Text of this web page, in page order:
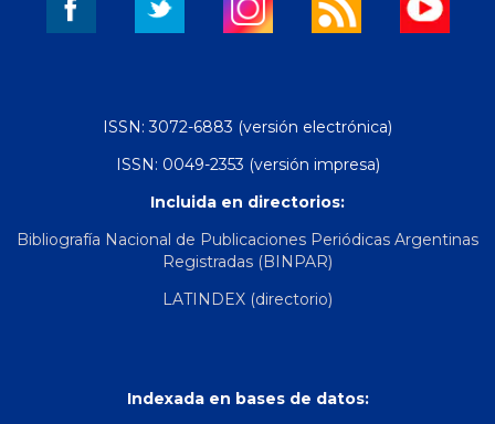
ISSN: 3072-6883 (versión electrónica)
ISSN: 0049-2353 (versión impresa)
Incluida en directorios:
Bibliografía Nacional de Publicaciones Periódicas Argentinas
Registradas (BINPAR)
LATINDEX (directorio)
Indexada en bases de datos: